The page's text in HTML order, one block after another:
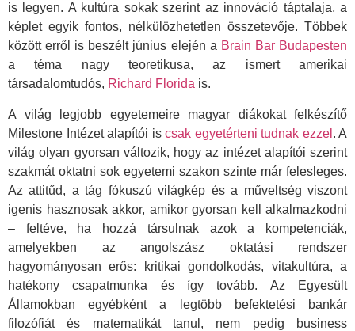
is legyen. A kultúra sokak szerint az innováció táptalaja, a
képlet egyik fontos, nélkülözhetetlen összetevője. Többek
között erről is beszélt június elején a Brain Bar Budapesten
a téma nagy teoretikusa, az ismert amerikai
társadalomtudós, Richard Florida is.
A világ legjobb egyetemeire magyar diákokat felkészítő
Milestone Intézet alapítói is csak egyetérteni tudnak ezzel . A
világ olyan gyorsan változik, hogy az intézet alapítói szerint
szakmát oktatni sok egyetemi szakon szinte már felesleges.
Az attitűd, a tág fókuszú világkép és a műveltség viszont
igenis hasznosak akkor, amikor gyorsan kell alkalmazkodni
– feltéve, ha hozzá társulnak azok a kompetenciák,
amelyekben az angolszász oktatási rendszer
hagyományosan erős: kritikai gondolkodás, vitakultúra, a
hatékony csapatmunka és így tovább. Az Egyesült
Államokban egyébként a legtöbb befektetési bankár
filozófiát és matematikát tanul, nem pedig business